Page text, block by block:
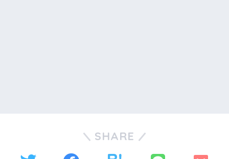
SHARE